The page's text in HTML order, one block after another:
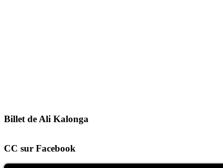
Billet de Ali Kalonga
CC sur Facebook